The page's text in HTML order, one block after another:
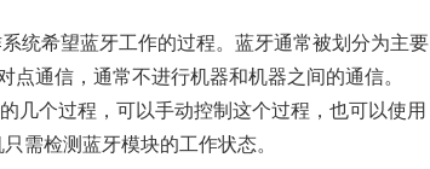
统希望蓝牙工作的过程。蓝牙通常被划分为主要
通信，通常不进行机器和机器之间的通信。
几个过程，可以手动控制这个过程，也可以使用
需检测蓝牙模块的工作状态。